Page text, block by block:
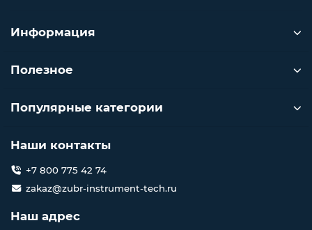
Информация
Полезное
Популярные категории
Наши контакты
+7 800 775 42 74
zakaz@zubr-instrument-tech.ru
Наш адрес